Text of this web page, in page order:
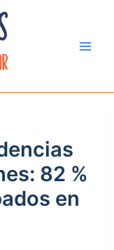
82 %
en